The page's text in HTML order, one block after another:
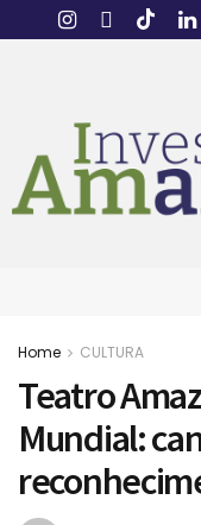
Home CULTURA
Teatro
Mundial: